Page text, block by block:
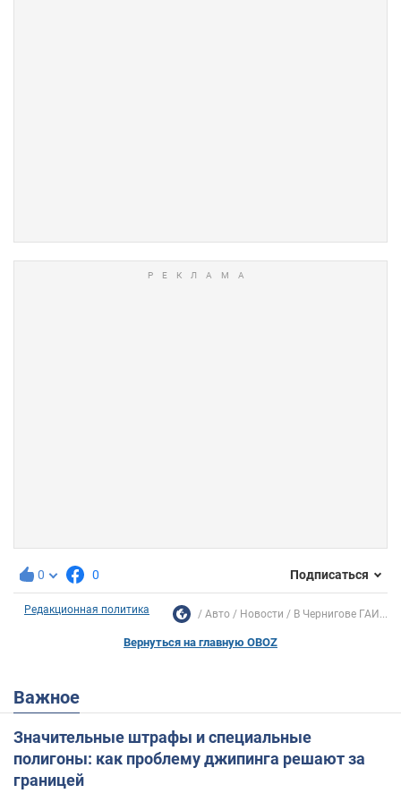
0 0 Подписаться
Редакционная политика Авто Новости В Чернигове ГАИ...
Вернуться на главную OBOZ
Важное
Значительные штрафы и специальные
полигоны: как проблему джипинга решают за
границей